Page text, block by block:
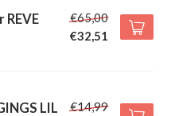
€65,00
€32,51
LIL
€14,99